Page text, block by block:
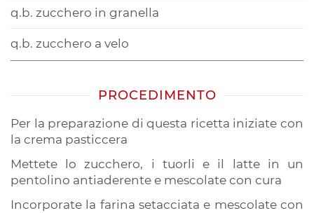
q.b. zucchero in granella
q.b. zucchero a velo
PROCEDIMENTO
Per la preparazione di questa ricetta iniziate con
la crema pasticcera
Mettete lo zucchero, i tuorli e il latte in un
pentolino antiaderente e mescolate con cura
Incorporate la farina setacciata e mescolate con